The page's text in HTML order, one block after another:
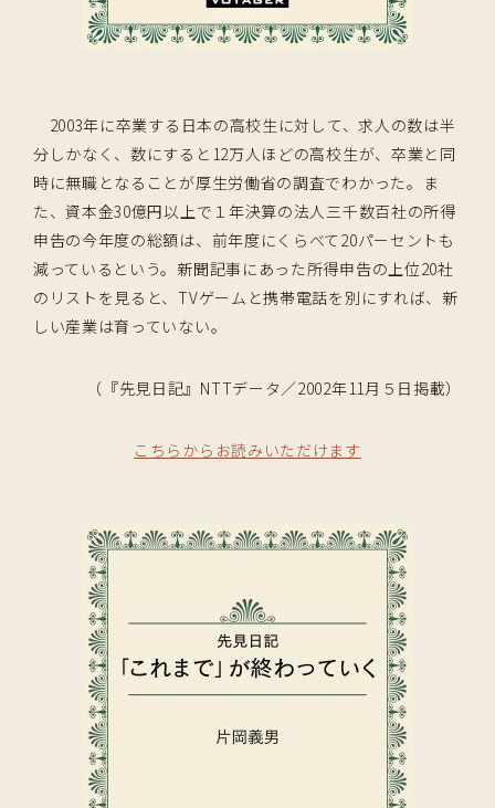
2003年に卒業する日本の高校生に対して、求人の数は半
分しかなく、数にすると12万人ほどの高校生が、卒業と同
時に無職となることが厚生労働省の調査でわかった。ま
た、資本金30億円以上で１年決算の法人三千数百社の所得
申告の今年度の総額は、前年度にくらべて20パーセントも
減っているという。新聞記事にあった所得申告の上位20社
のリストを見ると、TVゲームと携帯電話を別にすれば、新
しい産業は育っていない。
（『先見日記』NTTデータ／2002年11月５日掲載）
こちらからお読みいただけます